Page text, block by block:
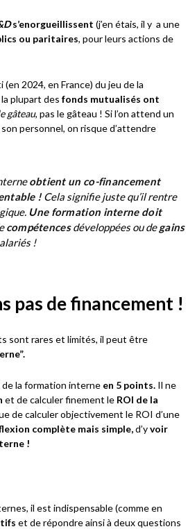
s’enorgueillissent (j’en étais, il y a une
ou paritaires, pour leurs actions de
2024, en France) du jeu de la
plupart des fonds mutualisés ont
gâteau, pas le gâteau ! Si l’on attend un
personnel, on risque d’attendre
obtient un co-financement
!Cela signifie juste qu’il rentre
Une formation interne doit
compétencesdéveloppées ou degains
!
pas de financement !
sont rares et limités, il peut être
la formation interne en 5 points. Il ne
et de calculer finement le ROI de la
de calculer objectivement le ROI d’une
complète mais simple,d’yvoir
!
il est indispensable (comme en
et de répondre ainsi à deux questions